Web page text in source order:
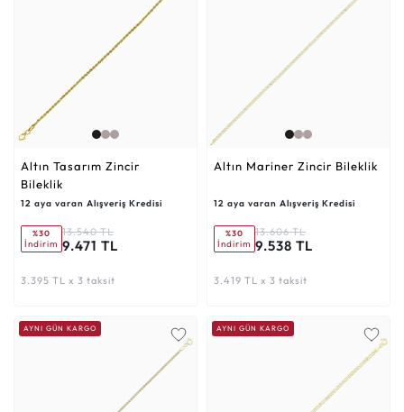
Altın Tasarım Zincir
Bileklik
12 aya varan Alışveriş Kredisi
%30
İndirim
13.540 TL
9.471 TL
3.395 TL x 3 taksit
Altın Mariner Zincir Bileklik
12 aya varan Alışveriş Kredisi
%30
İndirim
13.606 TL
9.538 TL
3.419 TL x 3 taksit
AYNI GÜN KARGO AYNI GÜN KARGO